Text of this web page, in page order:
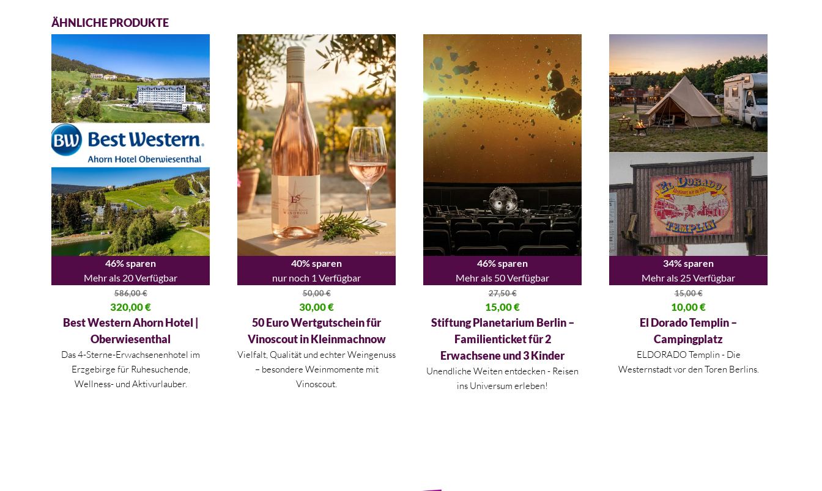
ÄHNLICHE PRODUKTE
46% sparen
Mehr als 20 Verfügbar
586,00€
Ursprünglicher Preis war: 586,00 €
320,00€
Aktueller Preis ist: 320,00 €.
Best Western Ahorn Hotel |
Oberwiesenthal
Das 4-Sterne-Erwachsenenhotel im
Erzgebirge für Ruhesuchende,
Wellness- und Aktivurlauber.
40% sparen
nur noch 1 Verfügbar
50,00€
Ursprünglicher Preis war: 50,00 €
30,00€
Aktueller Preis ist: 30,00 €.
50 Euro Wertgutschein für
Vinoscout in Kleinmachnow
Vielfalt, Qualität und echter Weingenuss
– besondere Weinmomente mit
Vinoscout.
46% sparen
Mehr als 50 Verfügbar
27,50€
Ursprünglicher Preis war: 27,50 €
15,00€
Aktueller Preis ist: 15,00 €.
Stiftung Planetarium Berlin –
Familienticket für 2
Erwachsene und 3 Kinder
Unendliche Weiten entdecken - Reisen
ins Universum erleben!
34% sparen
Mehr als 25 Verfügbar
15,00€
Ursprünglicher Preis war: 15,00 €
10,00€
Aktueller Preis ist: 10,00 €.
El Dorado Templin –
Campingplatz
ELDORADO Templin - Die
Westernstadt vor den Toren Berlins.